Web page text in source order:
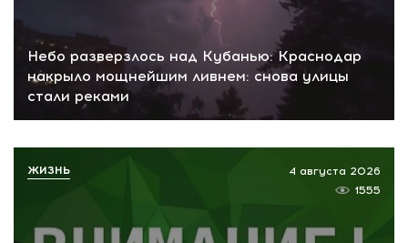
Небо разверзлось над Кубанью: Краснодар
накрыло мощнейшим ливнем: снова улицы
стали реками
4 августа 2026
1555
ЖИЗНЬ